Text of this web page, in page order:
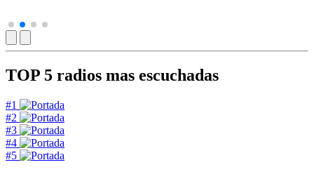
TOP 5 radios mas escuchadas
#1
#2
#3
#4
#5